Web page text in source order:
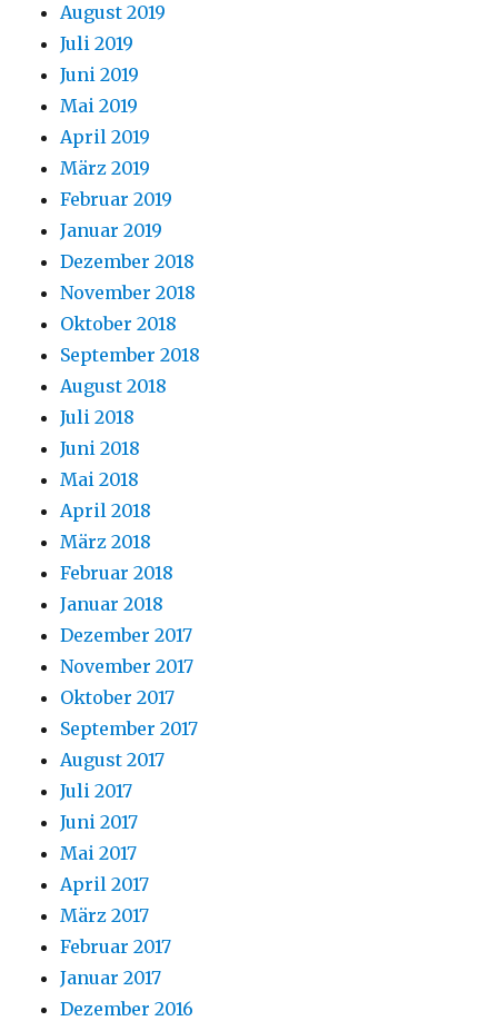
August 2019
Juli 2019
Juni 2019
Mai 2019
April 2019
März 2019
Februar 2019
Januar 2019
Dezember 2018
November 2018
Oktober 2018
September 2018
August 2018
Juli 2018
Juni 2018
Mai 2018
April 2018
März 2018
Februar 2018
Januar 2018
Dezember 2017
November 2017
Oktober 2017
September 2017
August 2017
Juli 2017
Juni 2017
Mai 2017
April 2017
März 2017
Februar 2017
Januar 2017
Dezember 2016